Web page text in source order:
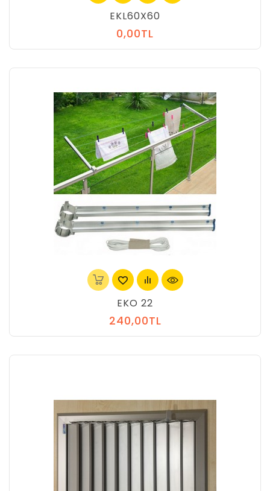
EKL60X60
0,00TL
EKO 22
240,00TL